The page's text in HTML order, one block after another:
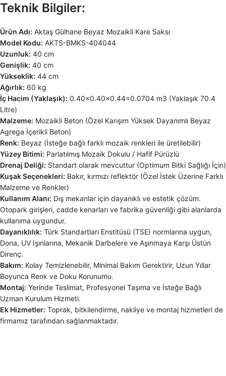
Teknik Bilgiler:
Ürün Adı: Aktaş Gülhane Beyaz Mozaikli Kare Saksı
Model Kodu: AKTS-BMKS-404044
Uzunluk: 40 cm
Genişlik: 40 cm
Yükseklik: 44 cm
Ağırlık: 60 kg
İç Hacim (Yaklaşık): 0.40×0.40×0.44=0.0704 m3 (Yaklaşık 70.4
Litre)
Malzeme: Mozaikli Beton (Özel Karışım Yüksek Dayanımlı Beyaz
Agrega İçerikli Beton)
Renk: Beyaz (İsteğe bağlı farklı mozaik renkleri ile üretilebilir)
Yüzey Bitimi: Parlatılmış Mozaik Dokulu / Hafif Pürüzlü
Drenaj Deliği: Standart olarak mevcuttur (Optimum Bitki Sağlığı İçin)
Kuşak Seçenekleri: Bakır, kırmızı reflektör (Özel İstek Üzerine Farklı
Malzeme ve Renkler)
Kullanım Alanı: Dış mekanlar için dayanıklı ve estetik çözüm.
Otopark girişleri, cadde kenarları ve fabrika güvenliği gibi alanlarda
kullanıma uygundur.
Dayanıklılık: Türk Standartları Enstitüsü (TSE) normlarına uygun,
Dona, UV Işınlarına, Mekanik Darbelere ve Aşınmaya Karşı Üstün
Direnç.
Bakım: Kolay Temizlenebilir, Minimal Bakım Gerektirir, Uzun Yıllar
Boyunca Renk ve Doku Korunumu.
Montaj: Yerinde Teslimat, Profesyonel Taşıma ve İsteğe Bağlı
Uzman Kurulum Hizmeti.
Ek Hizmetler: Toprak, bitkilendirme, nakliye ve montaj hizmetleri de
firmamız tarafından sağlanmaktadır.